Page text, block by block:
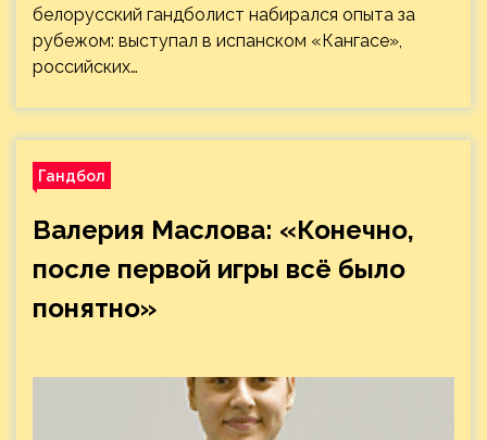
белорусский гандболист набирался опыта за
рубежом: выступал в испанском «Кангасе»,
российских…
Гандбол
Валерия Маслова: «Конечно,
после первой игры всё было
понятно»